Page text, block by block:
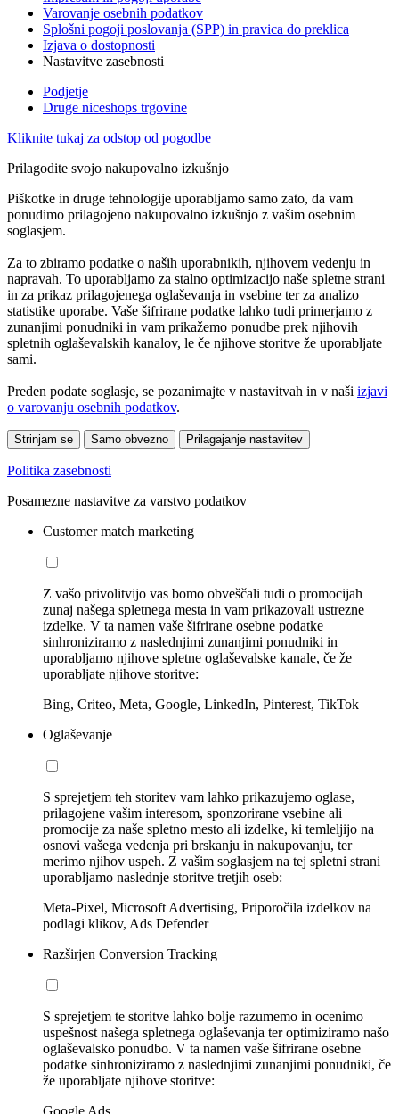
Varovanje osebnih podatkov
Splošni pogoji poslovanja (SPP) in pravica do preklica
Izjava o dostopnosti
Nastavitve zasebnosti
Podjetje
Druge niceshops trgovine
Kliknite tukaj za odstop od pogodbe
Prilagodite svojo nakupovalno izkušnjo
Piškotke in druge tehnologije uporabljamo samo zato, da vam
ponudimo prilagojeno nakupovalno izkušnjo z vašim osebnim
soglasjem.
Za to zbiramo podatke o naših uporabnikih, njihovem vedenju in
napravah. To uporabljamo za stalno optimizacijo naše spletne strani
in za prikaz prilagojenega oglaševanja in vsebine ter za analizo
statistike uporabe. Vaše šifrirane podatke lahko tudi primerjamo z
zunanjimi ponudniki in vam prikažemo ponudbe prek njihovih
spletnih oglaševalskih kanalov, le če njihove storitve že uporabljate
sami.
Preden podate soglasje, se pozanimajte v nastavitvah in v naši izjavi
o varovanju osebnih podatkov.
Strinjam se Samo obvezno Prilagajanje nastavitev
Politika zasebnosti
Posamezne nastavitve za varstvo podatkov
Customer match marketing
Z vašo privolitvijo vas bomo obveščali tudi o promocijah
zunaj našega spletnega mesta in vam prikazovali ustrezne
izdelke. V ta namen vaše šifrirane osebne podatke
sinhroniziramo z naslednjimi zunanjimi ponudniki in
uporabljamo njihove spletne oglaševalske kanale, če že
uporabljate njihove storitve:
Bing, Criteo, Meta, Google, LinkedIn, Pinterest, TikTok
Oglaševanje
S sprejetjem teh storitev vam lahko prikazujemo oglase,
prilagojene vašim interesom, sponzorirane vsebine ali
promocije za naše spletno mesto ali izdelke, ki temleljijo na
osnovi vašega vedenja pri brskanju in nakupovanju, ter
merimo njihov uspeh. Z vašim soglasjem na tej spletni strani
uporabljamo naslednje storitve tretjih oseb:
Meta-Pixel, Microsoft Advertising, Priporočila izdelkov na
podlagi klikov, Ads Defender
Razširjen Conversion Tracking
S sprejetjem te storitve lahko bolje razumemo in ocenimo
uspešnost našega spletnega oglaševanja ter optimiziramo našo
oglaševalsko ponudbo. V ta namen vaše šifrirane osebne
podatke sinhroniziramo z naslednjimi zunanjimi ponudniki, če
že uporabljate njihove storitve:
Google Ads